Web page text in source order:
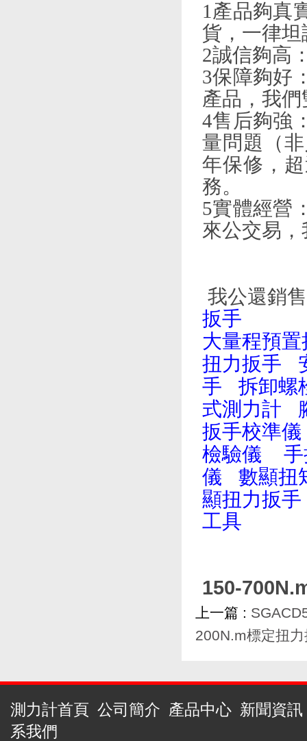
1產品夠真
貨，一律
2誠信夠高
3保障夠好
產品，我
4售后夠強
量問題（
年保修，
務。
5實體經營
來公交易
我公還銷
扳手
大量程預
扭力扳手
手
拆卸螺
式測力計
扳手校準儀
檢驗儀
儀
數顯扭
顯扭力扳手
工具
150-
上一篇 :
200N.m標定扭
測力計首頁 公司簡介 產品中心 新聞資訊
系我們